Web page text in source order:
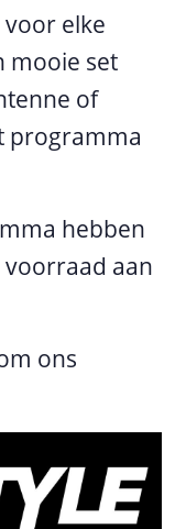
elke
mooie set
of
programma
hebben
aan
ons